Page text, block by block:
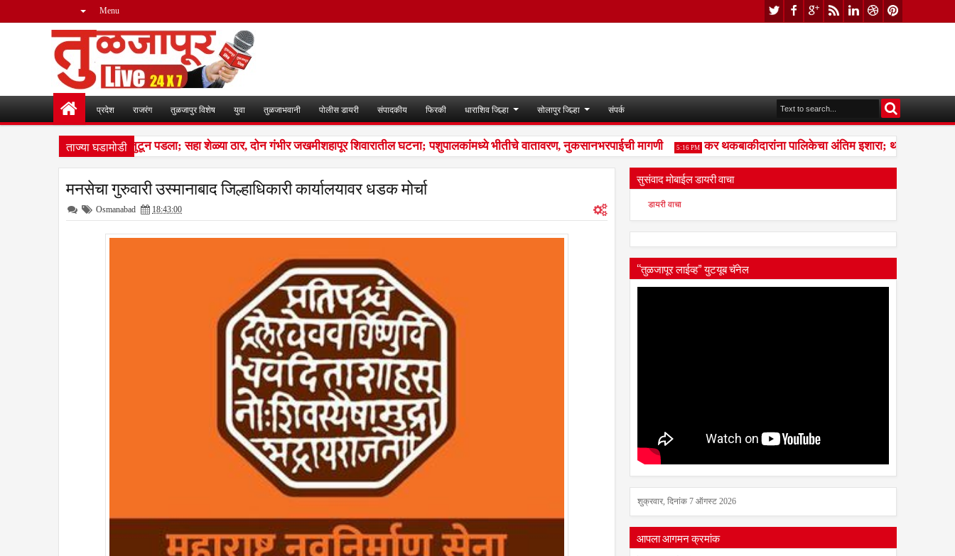
Menu
प्रदेश राजरंग तुळजापुर विशेष युवा तुळजाभवानी पोलीस डायरी संपादकीय फिरकी धाराशिव जिल्हा सोलापुर जिल्हा संपर्क
ताज्या घडामोडी
लांडग्यांचा कळप शेळ्यांवर तुटून पडला; सहा शेळ्या ठार, दोन गंभीर जखमीशहापूर शिवारातील घटना; पशुपालकांमध्ये भीतीचे वातावरण, नुकसानभरपाईची मागणी 5:16 PM कर थकबाकीदारांना पालिकेचा अंतिम इशारा; थकित कर न
मनसेचा गुरुवारी उस्मानाबाद जिल्हाधिकारी कार्यालयावर धडक मोर्चा
Osmanabad 18:43:00
सुसंवाद मोबाईल डायरी वाचा
डायरी वाचा
“तुळजापूर लाईव्ह” युटयूब चॅनेल
शुक्रवार, दिनांक 7 ऑगस्ट 2026
आपला आगमन क्रमांक